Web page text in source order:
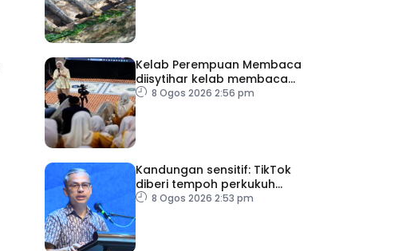
Kelab Perempuan Membaca
diisytihar kelab membaca
terbesar di Malaysia
8 Ogos 2026 2:56 pm
Kandungan sensitif: TikTok
diberi tempoh perkukuh
sistem moderasi
8 Ogos 2026 2:53 pm